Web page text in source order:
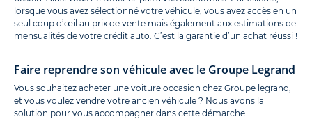
lorsque vous avez sélectionné votre véhicule, vous avez accès en un
seul coup d’œil au prix de vente mais également aux estimations de
mensualités de votre crédit auto. C’est la garantie d’un achat réussi !
Faire reprendre son véhicule avec le Groupe Legrand
Vous souhaitez acheter une voiture occasion chez Groupe legrand,
et vous voulez vendre votre ancien véhicule ? Nous avons la
solution pour vous accompagner dans cette démarche.